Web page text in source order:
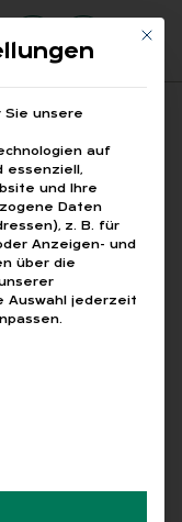
dem
Mit
Sie unsere
auf
essenziell,
und Ihre
Daten
z. B. für
Anzeigen- und
über die
Auswahl jederzeit
Gruppen, für